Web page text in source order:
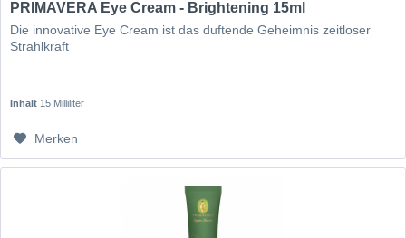
PRIMAVERA Eye Cream - Brightening 15ml
Die innovative Eye Cream ist das duftende Geheimnis zeitloser
Strahlkraft
Inhalt 15 Milliliter
Merken